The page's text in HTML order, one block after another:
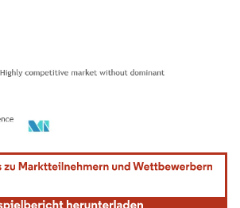
Wiederverwendung erfordert Namensnennung gemäß